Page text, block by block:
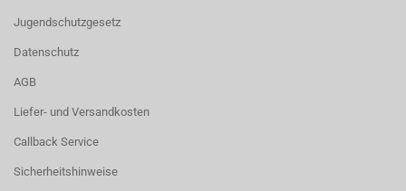
Jugendschutzgesetz
Datenschutz
AGB
Liefer- und Versandkosten
Callback Service
Sicherheitshinweise